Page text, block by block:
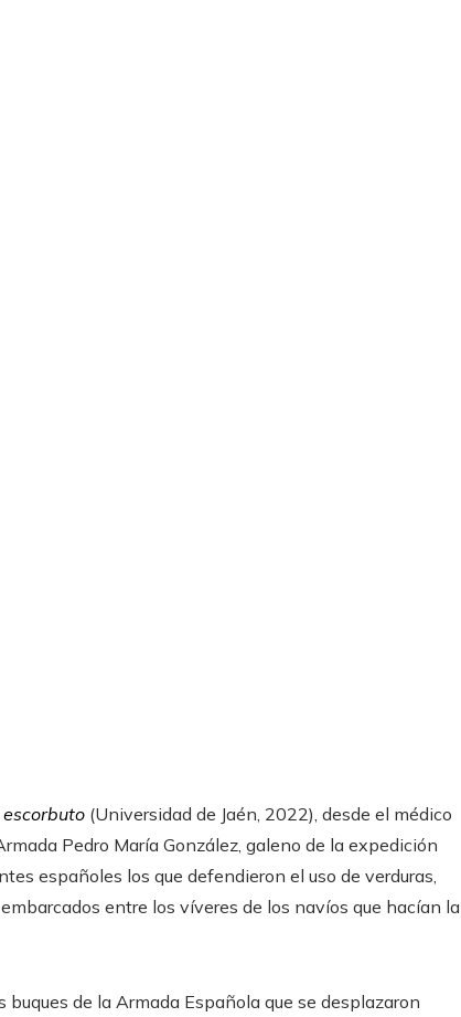
(Universidad de Jaén, 2022), desde el médico
Pedro María González, galeno de la expedición
españoles los que defendieron el uso de verduras,
entre los víveres de los navíos que hacían la
de la Armada Española que se desplazaron